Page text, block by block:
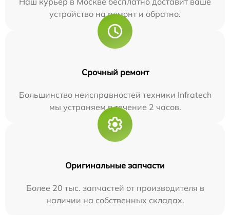
устройство на ремонт и обратно.
Срочный ремонт
Большинство неисправностей техники Infratech
мы устраняем в течение 2 часов.
Оригинальные запчасти
Более 20 тыс. запчастей от производителя в
наличии на собственных складах.